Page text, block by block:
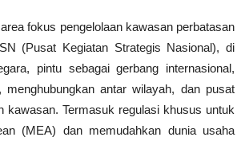
fokus pengelolaan kawasan perbatasan
(Pusat Kegiatan Strategis Nasional), di
pintu sebagai gerbang internasional,
antar wilayah, dan pusat
kawasan. Termasuk regulasi khusus untuk
(MEA) dan memudahkan dunia usaha